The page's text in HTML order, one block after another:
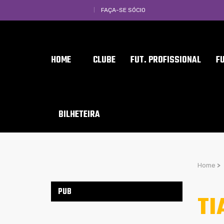
FAÇA-SE SÓCIO
HOME CLUBE FUT. PROFISSIONAL
BILHETEIRA
Home >
PUB